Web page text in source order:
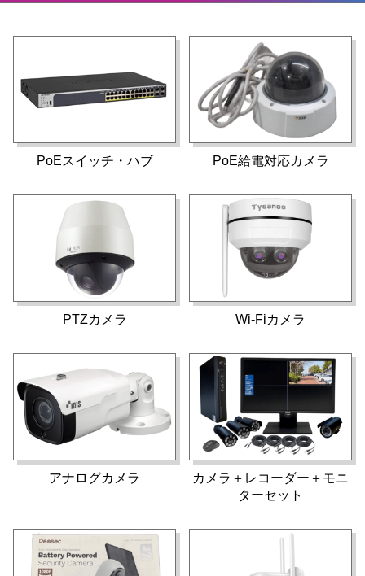
PoEスイッチ・ハブ PoE給電対応カメラ
PTZカメラ Wi-Fiカメラ
アナログカメラ
カメラ＋レコーダー＋モニ
ターセット